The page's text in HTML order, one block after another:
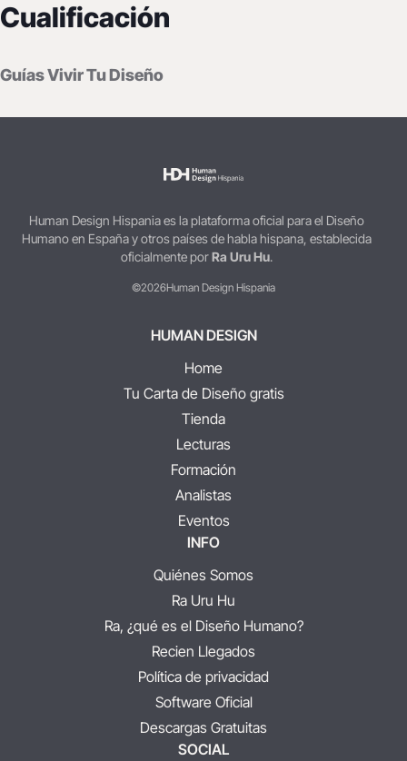
Cualificación
Guías Vivir Tu Diseño
Human Design Hispania es la plataforma oficial para el Diseño
Humano en España y otros países de habla hispana, establecida
oficialmente porRa Uru Hu.
©2026Human Design Hispania
HUMAN DESIGN
Home
Tu Carta de Diseño gratis
Tienda
Lecturas
Formación
Analistas
Eventos
INFO
Quiénes Somos
Ra Uru Hu
Ra, ¿qué es el Diseño Humano?
Recien Llegados
Política de privacidad
Software Oficial
Descargas Gratuitas
SOCIAL